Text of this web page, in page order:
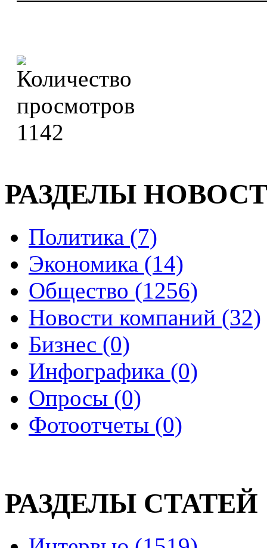
1142
РАЗДЕЛЫ
Политика (7)
Экономика (14)
Общество (1256)
Новости компаний (32)
Бизнес (0)
Инфографика (0)
Опросы (0)
Фотоотчеты (0)
РАЗДЕЛЫ СТАТЕЙ